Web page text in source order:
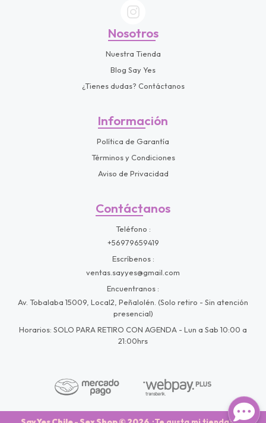
Nosotros
Nuestra Tienda
Blog Say Yes
¿Tienes dudas? Contáctanos
Información
Política de Garantía
Términos y Condiciones
Aviso de Privacidad
Contáctanos
Teléfono
+56979659419
Escríbenos
ventas.sayyes@gmail.com
Encuentranos
Av. Tobalaba 15009, Local2, Peñalolén. (Solo retiro - Sin atención
presencial)
Horarios: SOLO PARA RETIRO CON AGENDA - Lun a Sab 10:00 a
21:00hrs